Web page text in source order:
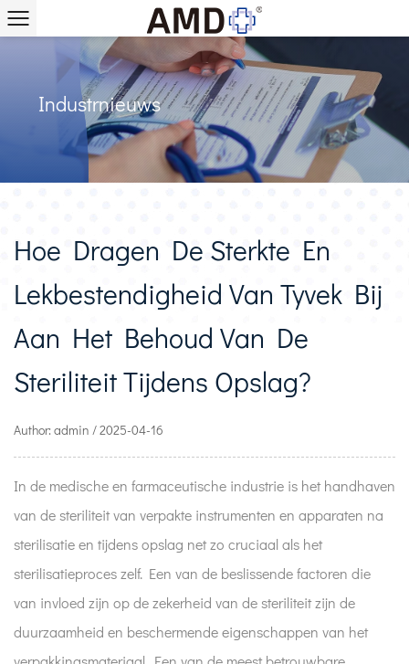
Industrnieuws
Hoe Dragen De Sterkte En
Lekbestendigheid Van Tyvek Bij
Aan Het Behoud Van De
Steriliteit Tijdens Opslag?
Author: admin / 2025-04-16
In de medische en farmaceutische industrie is het handhaven
van de steriliteit van verpakte instrumenten en apparaten na
sterilisatie en tijdens opslag net zo cruciaal als het
sterilisatieproces zelf. Een van de beslissende factoren die
van invloed zijn op de zekerheid van de steriliteit zijn de
duurzaamheid en beschermende eigenschappen van het